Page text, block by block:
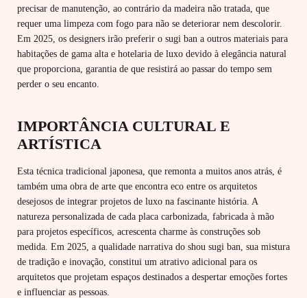
precisar de manutenção, ao contrário da madeira não tratada, que
requer uma limpeza com fogo para não se deteriorar nem descolorir.
Em 2025, os designers irão preferir o sugi ban a outros materiais para
habitações de gama alta e hotelaria de luxo devido à elegância natural
que proporciona, garantia de que resistirá ao passar do tempo sem
perder o seu encanto.
IMPORTÂNCIA CULTURAL E
ARTÍSTICA
Esta técnica tradicional japonesa, que remonta a muitos anos atrás, é
também uma obra de arte que encontra eco entre os arquitetos
desejosos de integrar projetos de luxo na fascinante história. A
natureza personalizada de cada placa carbonizada, fabricada à mão
para projetos específicos, acrescenta charme às construções sob
medida. Em 2025, a qualidade narrativa do shou sugi ban, sua mistura
de tradição e inovação, constitui um atrativo adicional para os
arquitetos que projetam espaços destinados a despertar emoções fortes
e influenciar as pessoas.